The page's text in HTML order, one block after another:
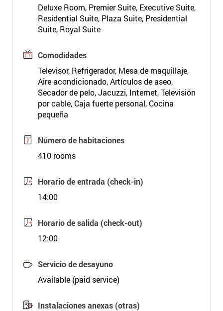
Deluxe Room, Premier Suite, Executive Suite,
Residential Suite, Plaza Suite, Presidential
Suite, Royal Suite
Comodidades
Televisor, Refrigerador, Mesa de maquillaje,
Aire acondicionado, Artículos de aseo,
Secador de pelo, Jacuzzi, Internet, Televisión
por cable, Caja fuerte personal, Cocina
pequeña
Número de habitaciones
410 rooms
Horario de entrada (check-in)
14:00
Horario de salida (check-out)
12:00
Servicio de desayuno
Available (paid service)
Instalaciones anexas (otras)